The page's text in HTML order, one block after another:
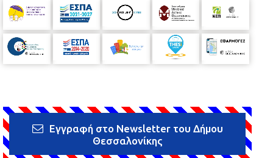
Εγγραφή στο Newsletter του Δήμου
Θεσσαλονίκης